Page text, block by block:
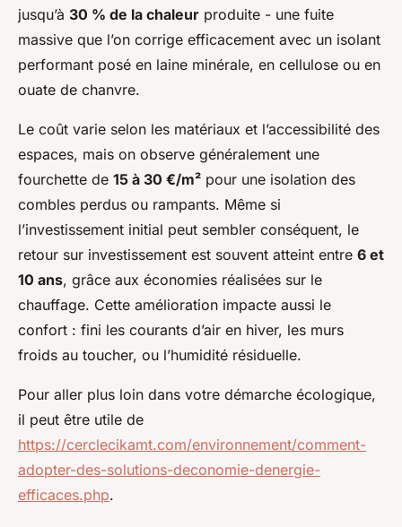
jusqu’à 30 % de la chaleur produite - une fuite
massive que l’on corrige efficacement avec un isolant
performant posé en laine minérale, en cellulose ou en
ouate de chanvre.
Le coût varie selon les matériaux et l’accessibilité des
espaces, mais on observe généralement une
fourchette de 15 à 30 €/m² pour une isolation des
combles perdus ou rampants. Même si
l’investissement initial peut sembler conséquent, le
retour sur investissement est souvent atteint entre 6 et
10 ans, grâce aux économies réalisées sur le
chauffage. Cette amélioration impacte aussi le
confort : fini les courants d’air en hiver, les murs
froids au toucher, ou l’humidité résiduelle.
Pour aller plus loin dans votre démarche écologique,
il peut être utile de
https://cerclecikamt.com/environnement/comment-
adopter-des-solutions-deconomie-denergie-
efficaces.php.